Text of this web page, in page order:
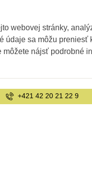
+421 42 20 21 22 9
webovej stránky,
sa môžu
nájsť podrobné